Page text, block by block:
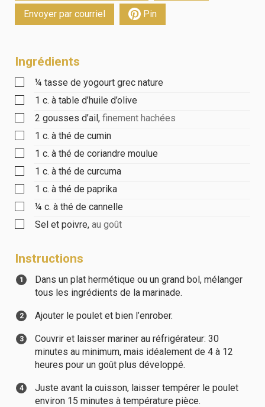
Envoyer par courriel Pin
Ingrédients
¼ tasse de yogourt grec nature
1 c. à table d’huile d’olive
2 gousses d’ail, finement hachées
1 c. à thé de cumin
1 c. à thé de coriandre moulue
1 c. à thé de curcuma
1 c. à thé de paprika
¼ c. à thé de cannelle
Sel et poivre, au goût
Instructions
Dans un plat hermétique ou un grand bol, mélanger
tous les ingrédients de la marinade.
Ajouter le poulet et bien l’enrober.
Couvrir et laisser mariner au réfrigérateur: 30
minutes au minimum, mais idéalement de 4 à 12
heures pour un goût plus développé.
Juste avant la cuisson, laisser tempérer le poulet
environ 15 minutes à température pièce.